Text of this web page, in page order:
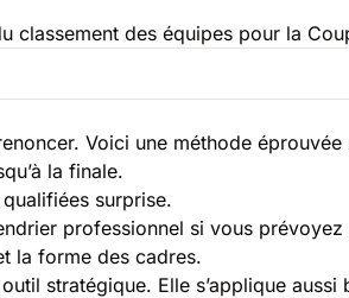
classement des équipes pour la
Voici une méthode éprouvée
la finale.
surprise.
professionnel si vous prévoyez
la forme des cadres.
stratégique. Elle s’applique